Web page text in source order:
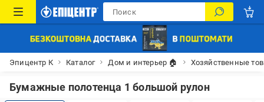
Эпицентр К Каталог Дом и интерьер 🏠 Хозяйственные
Бумажные полотенца 1 большой рулон